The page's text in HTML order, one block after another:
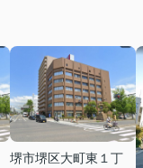
堺市堺区大町東１丁